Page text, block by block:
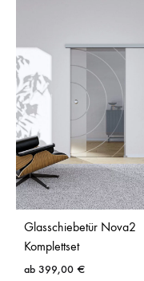
Glasschiebetür Nova2
Komplettset
ab 399,00 €